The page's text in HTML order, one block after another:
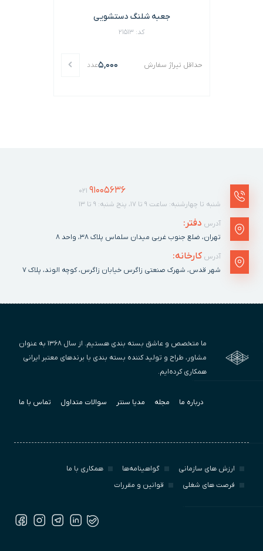
جعبه شلنگ دستشویی
کد: 21513
حداقل تیراژ سفارش 5,000عدد
021 91005636
شنبه تا چهارشنبه: ساعت ۹ تا ۱۷، پنج شنبه: ۹ تا ۱۳
آدرس دفتر:
تهران، ضلع جنوب غربی میدان سلماس پلاک ٣٨، واحد ۸
آدرس کارخانه:
شهر قدس، شهرک صنعتی زاگرس خیابان زاگرس، کوچه الوند، پلاک ٧
ما متخصص و عاشق بسته بندی هستیم. از سال ۱۳۶۸ به عنوان
مشاور، طراح و تولید کننده بسته بندی با برندهای معتبر ایرانی
همکاری کرده‌ایم.
درباره ما مجله مدیا سنتر سوالات متداول تماس با ما
ارزش‌ های سازمانی گواهینامه‌ها
همکاری با ما
فرصت های شغلی
قوانین و مقررات